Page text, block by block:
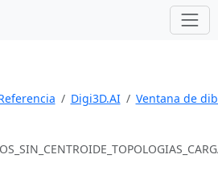
Digi3D.AI
Ventana de